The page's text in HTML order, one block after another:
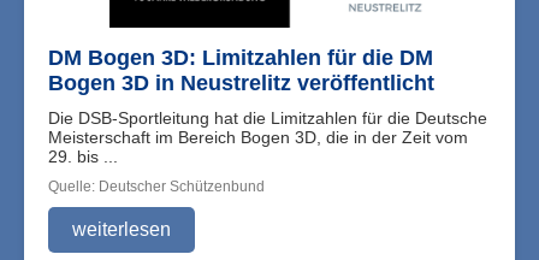
DM Bogen 3D: Limitzahlen für die DM
Bogen 3D in Neustrelitz veröffentlicht
Die DSB-Sportleitung hat die Limitzahlen für die Deutsche
Meisterschaft im Bereich Bogen 3D, die in der Zeit vom
29. bis ...
Quelle: Deutscher Schützenbund
weiterlesen